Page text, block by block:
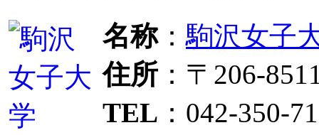
名称：駒沢女子
住所 ：〒206-
TEL ：042-350-